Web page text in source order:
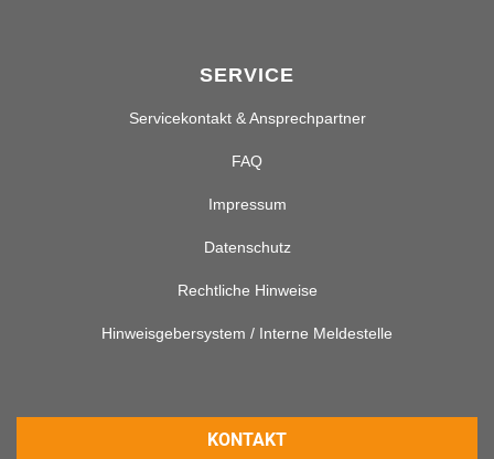
SERVICE
Servicekontakt & Ansprechpartner
FAQ
Impressum
Datenschutz
Rechtliche Hinweise
Hinweisgebersystem / Interne Meldestelle
KONTAKT